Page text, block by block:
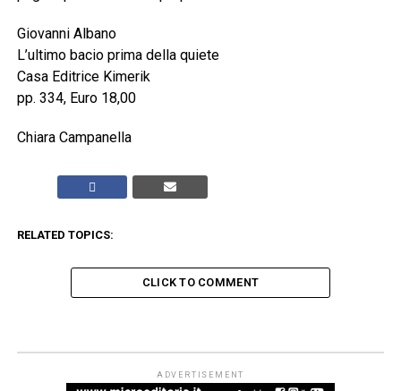
Giovanni Albano
L’ultimo bacio prima della quiete
Casa Editrice Kimerik
pp. 334, Euro 18,00
Chiara Campanella
RELATED TOPICS:
CLICK TO COMMENT
ADVERTISEMENT